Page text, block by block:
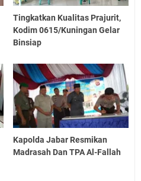
Tingkatkan Kualitas Prajurit,
Kodim 0615/Kuningan Gelar
Binsiap
Kapolda Jabar Resmikan
Madrasah Dan TPA Al-Fallah